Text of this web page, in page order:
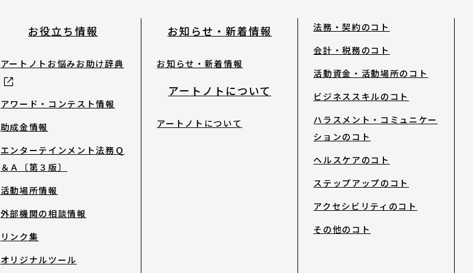
お役立ち情報
アートノトお悩みお助け辞典
アワード・コンテスト情報
助成金情報
エンターテインメント法務Ｑ
＆Ａ〔第３版〕
活動場所情報
外部機関の相談情報
リンク集
オリジナルツール
お知らせ・新着情報
お知らせ・新着情報
アートノトについて
アートノトについて
法務・契約のコト
会計・税務のコト
活動資金・活動場所のコト
ビジネススキルのコト
ハラスメント・コミュニケー
ションのコト
ヘルスケアのコト
ステップアップのコト
アクセシビリティのコト
その他のコト